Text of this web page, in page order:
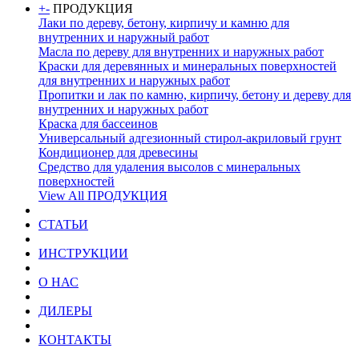
+- ПРОДУКЦИЯ
Лаки по дереву, бетону, кирпичу и камню для
внутренних и наружный работ
Масла по дереву для внутренних и наружных работ
Краски для деревянных и минеральных поверхностей
для внутренних и наружных работ
Пропитки и лак по камню, кирпичу, бетону и дереву для
внутренних и наружных работ
Краска для бассеинов
Универсальный адгезионный стирол-акриловый грунт
Кондиционер для древесины
Средство для удаления высолов с минеральных
поверхностей
View All ПРОДУКЦИЯ
CТАТЬИ
ИНСТРУКЦИИ
О НАС
ДИЛЕРЫ
КОНТАКТЫ